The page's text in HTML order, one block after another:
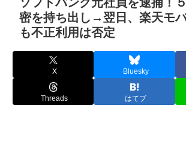
密を持ち出し→翌日、楽天モ
も不正利用は否定
X Bluesky
Threads はてブ